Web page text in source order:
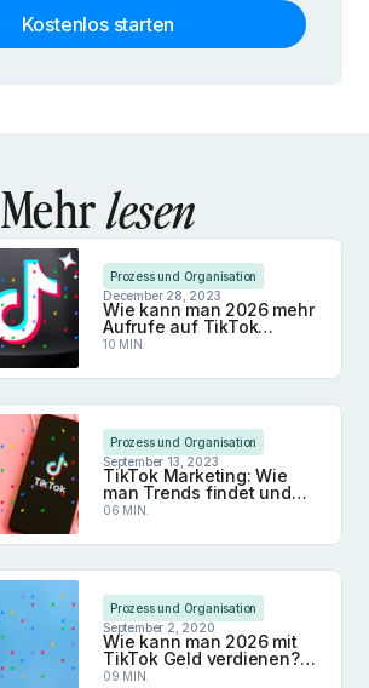
Kostenlos starten
Mehrlesen
Prozess und Organisation
December 28, 2023
Wie kann man 2026 mehr
Aufrufe auf TikTok
erzielen?
10 MIN.
Prozess und Organisation
September 13, 2023
TikTok Marketing: Wie
man Trends findet und
virale Inhalte erstellt
06 MIN.
Prozess und Organisation
September 2, 2020
Wie kann man 2026 mit
TikTok Geld verdienen?
Für Creator und Marken
09 MIN.